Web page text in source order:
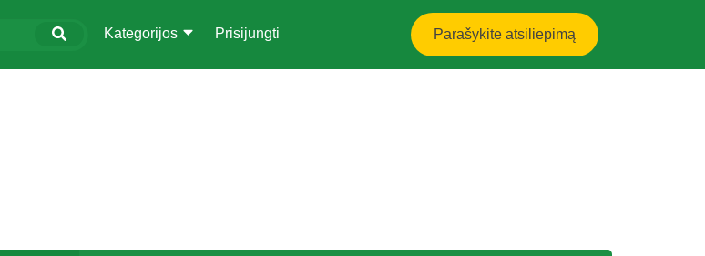
Parašykite atsiliepimą
Kategorijos Prisijungti